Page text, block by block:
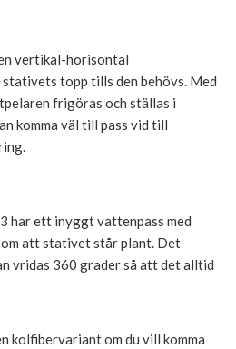
vertikal-horisontal
stativets topp tills den behövs. Med
frigöras och ställas i
komma väl till pass vid till
har ett inyggt vattenpass med
att stativet står plant. Det
vridas 360 grader så att det alltid
kolfibervariant om du vill komma